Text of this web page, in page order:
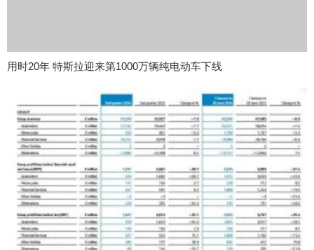
用时20年 特斯拉迎来第1000万辆纯电动车下线